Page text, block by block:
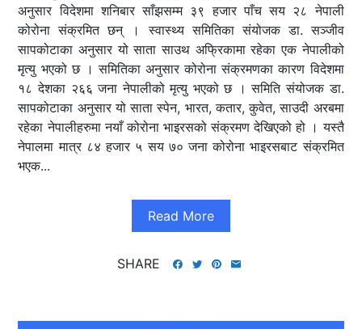
अनुसार विदेशमा शनिबार साँझसम्म ३९ हजार पाँच सय २८ नेपाली
कोरोना संक्रमित छन् । स्वास्थ्य समितिका संयोजक डा. सञ्‍जीव
सापकोटाका अनुसार यो साता साउथ अफ्रिकामा रहेका एक नेपालीको
मृत्यु भएको छ । समितिका अनुसार कोरोना संक्रमणका कारण विदेशमा
१८ देशका २६६ जना नेपालीको मृत्यु भएको छ । समिति संयोजक डा.
सापकोटाका अनुसार यो साता स्पेन, भारत, कतार, कुवेत, साउदी अरबमा
रहेका नेपालीहरुमा नयाँ कोरोना भाइरसको संक्रमण देखिएको हो । यस्तै
नेपालमा मात्र ८४ हजार ५ सय ७० जना कोरोना भाइरसबाट संक्रमित
भएक...
Read More
SHARE